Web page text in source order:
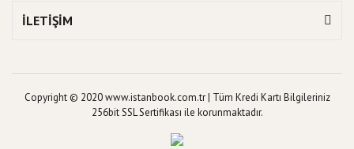
İLETİŞİM
Copyright © 2020 www.istanbook.com.tr | Tüm Kredi Kartı Bilgileriniz
256bit SSL Sertifikası ile korunmaktadır.